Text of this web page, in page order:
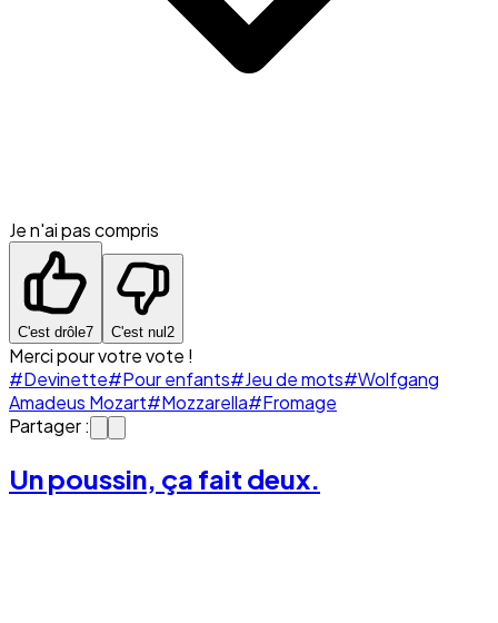
Je n'ai pas compris
C'est drôle7 C'est nul 2
Merci pour votre vote !
#Devinette#Pour enfants#Jeu de mots#Wolfgang
Amadeus Mozart#Mozzarella#Fromage
Partager :
Un poussin, ça fait deux.